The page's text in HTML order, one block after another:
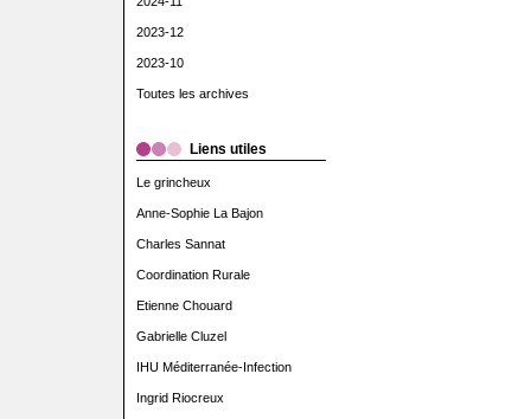
2023-12
2023-10
Toutes les archives
Liens utiles
Le grincheux
Anne-Sophie La Bajon
Charles Sannat
Coordination Rurale
Etienne Chouard
Gabrielle Cluzel
IHU Méditerranée-Infection
Ingrid Riocreux